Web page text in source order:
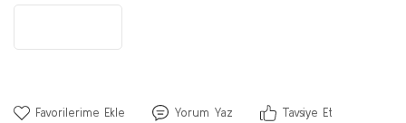
Yorum Yaz Tavsiye Et